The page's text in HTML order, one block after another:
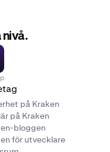
nivå.
på Kraken
på Kraken
bloggen
för utvecklare